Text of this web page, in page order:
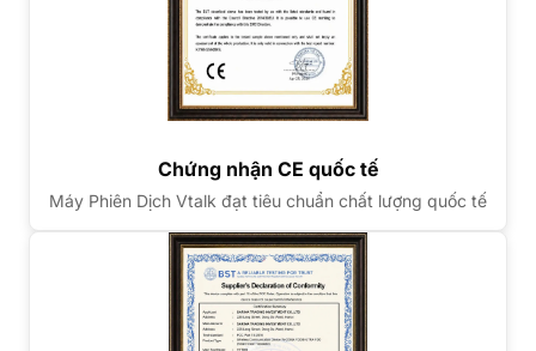
Chứng nhận CE quốc tế
Máy Phiên Dịch Vtalk đạt tiêu chuẩn chất lượng quốc tế